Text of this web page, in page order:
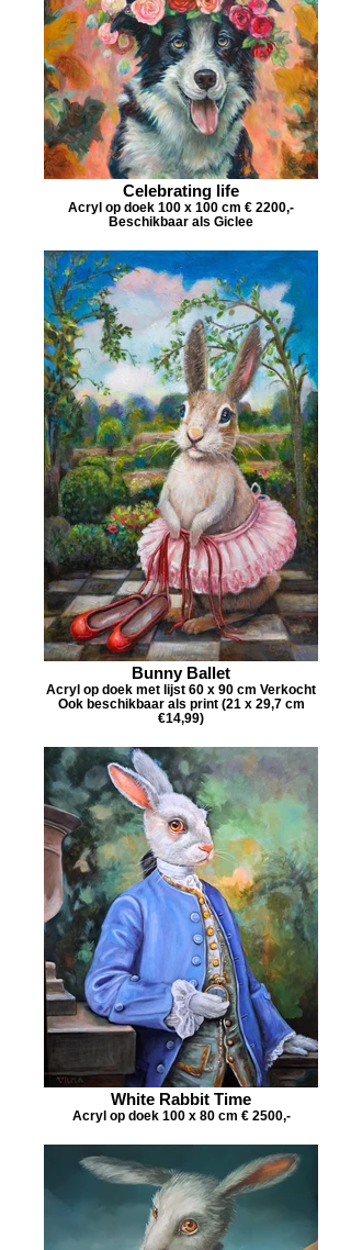
Celebrating life
Acryl op doek 100 x 100 cm € 2200,-
Beschikbaar als Giclee
Bunny Ballet
Acryl op doek met lijst 60 x 90 cm Verkocht
Ook beschikbaar als print (21 x 29,7 cm
€14,99)
White Rabbit Time
Acryl op doek 100 x 80 cm € 2500,-